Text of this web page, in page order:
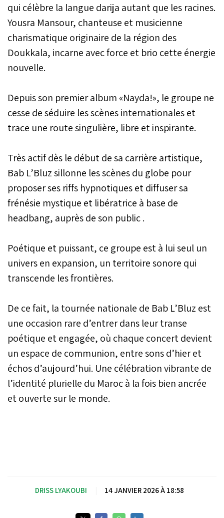
qui célèbre la langue darija autant que les racines.
Yousra Mansour, chanteuse et musicienne
charismatique originaire de la région des
Doukkala, incarne avec force et brio cette énergie
nouvelle.
Depuis son premier album «Nayda!», le groupe ne
cesse de séduire les scènes internationales et
trace une route singulière, libre et inspirante.
Très actif dès le début de sa carrière artistique,
Bab L’Bluz sillonne les scènes du globe pour
proposer ses riffs hypnotiques et diffuser sa
frénésie mystique et libératrice à base de
headbang, auprès de son public .
Poétique et puissant, ce groupe est à lui seul un
univers en expansion, un territoire sonore qui
transcende les frontières.
De ce fait, la tournée nationale de Bab L’Bluz est
une occasion rare d’entrer dans leur transe
poétique et engagée, où chaque concert devient
un espace de communion, entre sons d’hier et
échos d’aujourd’hui. Une célébration vibrante de
l’identité plurielle du Maroc à la fois bien ancrée
et ouverte sur le monde.
DRISS LYAKOUBI 14 JANVIER 2026 À 18:58